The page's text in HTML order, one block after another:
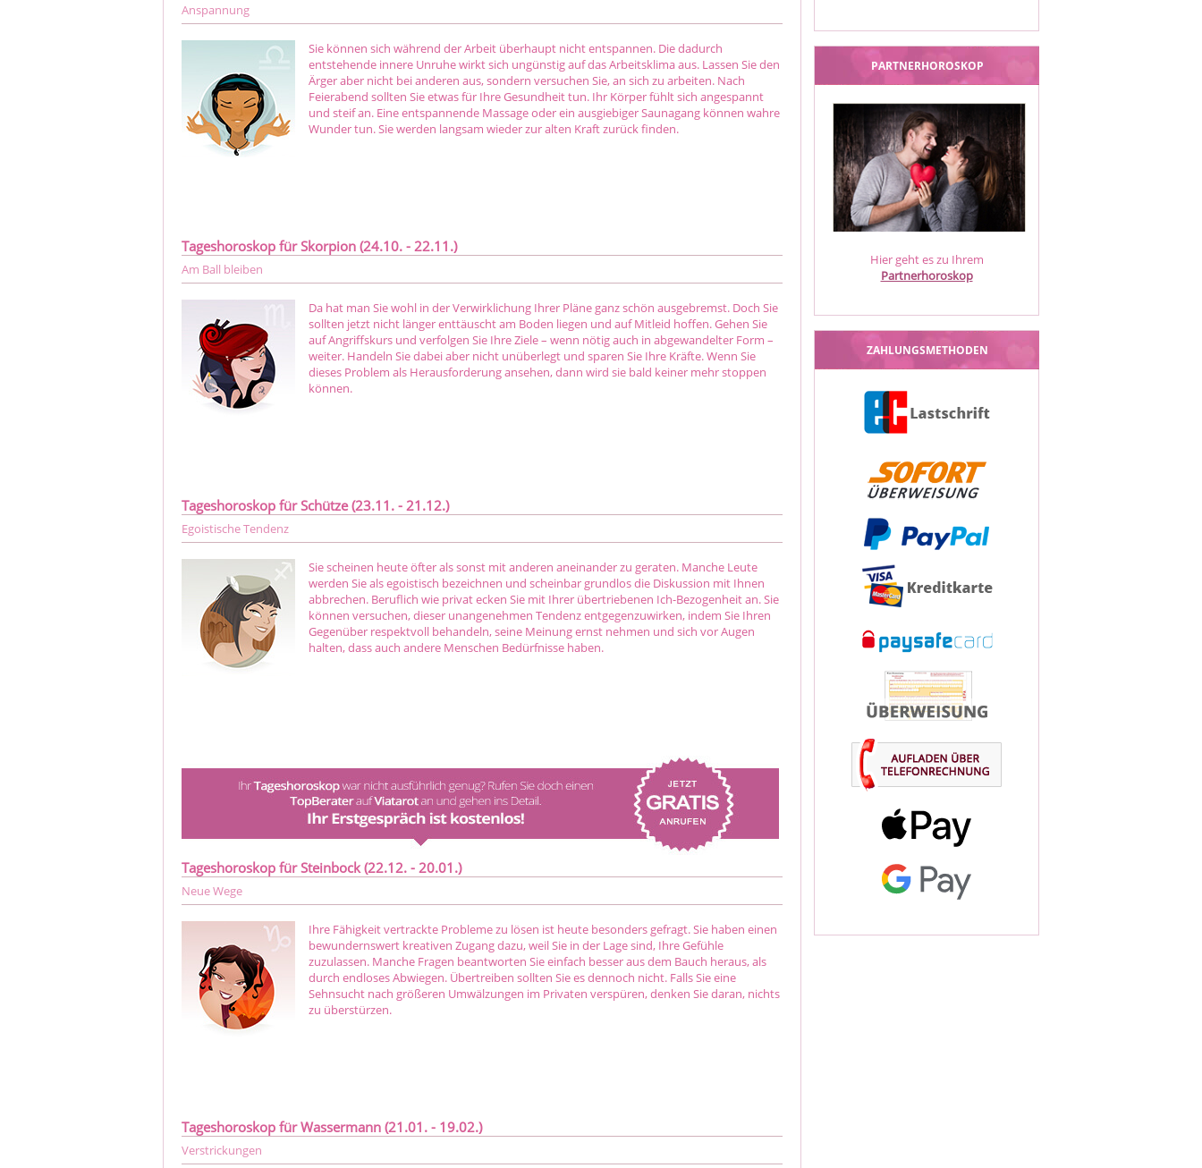
PARTNERHOROSKOP
Hier geht es zu Ihrem
Partnerhoroskop
ZAHLUNGSMETHODEN
Anspannung
Sie können sich während der Arbeit überhaupt nicht entspannen. Die dadurch
entstehende innere Unruhe wirkt sich ungünstig auf das Arbeitsklima aus. Lassen Sie den
Ärger aber nicht bei anderen aus, sondern versuchen Sie, an sich zu arbeiten. Nach
Feierabend sollten Sie etwas für Ihre Gesundheit tun. Ihr Körper fühlt sich angespannt
und steif an. Eine entspannende Massage oder ein ausgiebiger Saunagang können wahre
Wunder tun. Sie werden langsam wieder zur alten Kraft zurück finden.
Tageshoroskop für Skorpion (24.10. - 22.11.)
Am Ball bleiben
Da hat man Sie wohl in der Verwirklichung Ihrer Pläne ganz schön ausgebremst. Doch Sie
sollten jetzt nicht länger enttäuscht am Boden liegen und auf Mitleid hoffen. Gehen Sie
auf Angriffskurs und verfolgen Sie Ihre Ziele – wenn nötig auch in abgewandelter Form –
weiter. Handeln Sie dabei aber nicht unüberlegt und sparen Sie Ihre Kräfte. Wenn Sie
dieses Problem als Herausforderung ansehen, dann wird sie bald keiner mehr stoppen
können.
Tageshoroskop für Schütze (23.11. - 21.12.)
Egoistische Tendenz
Sie scheinen heute öfter als sonst mit anderen aneinander zu geraten. Manche Leute
werden Sie als egoistisch bezeichnen und scheinbar grundlos die Diskussion mit Ihnen
abbrechen. Beruflich wie privat ecken Sie mit Ihrer übertriebenen Ich-Bezogenheit an. Sie
können versuchen, dieser unangenehmen Tendenz entgegenzuwirken, indem Sie Ihren
Gegenüber respektvoll behandeln, seine Meinung ernst nehmen und sich vor Augen
halten, dass auch andere Menschen Bedürfnisse haben.
Tageshoroskop für Steinbock (22.12. - 20.01.)
Neue Wege
Ihre Fähigkeit vertrackte Probleme zu lösen ist heute besonders gefragt. Sie haben einen
bewundernswert kreativen Zugang dazu, weil Sie in der Lage sind, Ihre Gefühle
zuzulassen. Manche Fragen beantworten Sie einfach besser aus dem Bauch heraus, als
durch endloses Abwiegen. Übertreiben sollten Sie es dennoch nicht. Falls Sie eine
Sehnsucht nach größeren Umwälzungen im Privaten verspüren, denken Sie daran, nichts
zu überstürzen.
Tageshoroskop für Wassermann (21.01. - 19.02.)
Verstrickungen